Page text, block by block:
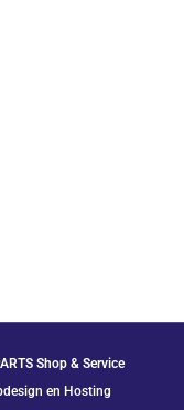
Shop & Service
en Hosting